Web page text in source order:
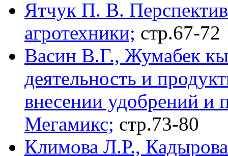
Ятчук П. В.
агротехники; стр.67-72
Васин В.Г., Жумабек
деятельность и
внесении удобрений и
Мегамикс; стр.73-80
Климова Л.Р.,